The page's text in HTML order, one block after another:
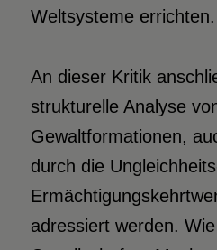
Weltsysteme errichten.
An dieser Kritik
strukturelle Analyse
Gewaltformationen,
durch die
adressiert werden.